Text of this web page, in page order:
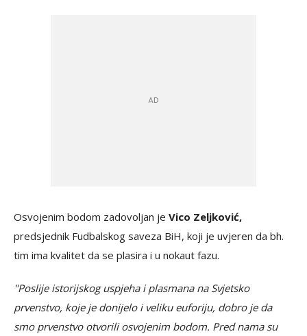
Osvojenim bodom zadovoljan je Vico Zeljković,
predsjednik Fudbalskog saveza BiH, koji je uvjeren da bh.
tim ima kvalitet da se plasira i u nokaut fazu.
"Poslije istorijskog uspjeha i plasmana na Svjetsko
prvenstvo, koje je donijelo i veliku euforiju, dobro je da
smo prvenstvo otvorili osvojenim bodom. Pred nama su